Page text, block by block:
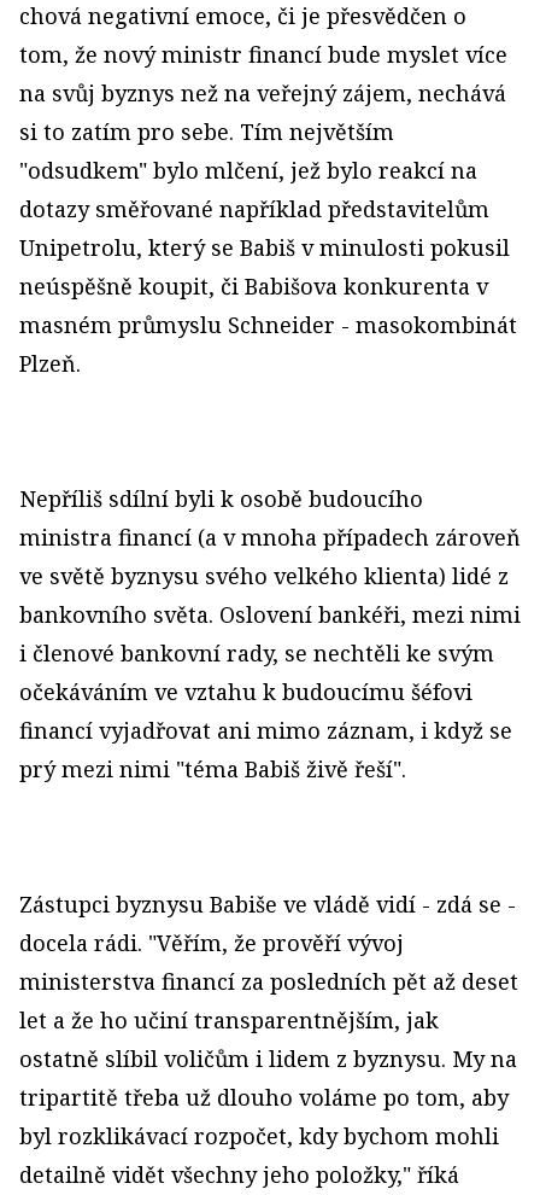
chová negativní emoce, či je přesvědčen o
tom, že nový ministr financí bude myslet více
na svůj byznys než na veřejný zájem, nechává
si to zatím pro sebe. Tím největším
"odsudkem" bylo mlčení, jež bylo reakcí na
dotazy směřované například představitelům
Unipetrolu, který se Babiš v minulosti pokusil
neúspěšně koupit, či Babišova konkurenta v
masném průmyslu Schneider - masokombinát
Plzeň.
Nepříliš sdílní byli k osobě budoucího
ministra financí (a v mnoha případech zároveň
ve světě byznysu svého velkého klienta) lidé z
bankovního světa. Oslovení bankéři, mezi nimi
i členové bankovní rady, se nechtěli ke svým
očekáváním ve vztahu k budoucímu šéfovi
financí vyjadřovat ani mimo záznam, i když se
prý mezi nimi "téma Babiš živě řeší".
Zástupci byznysu Babiše ve vládě vidí - zdá se -
docela rádi. "Věřím, že prověří vývoj
ministerstva financí za posledních pět až deset
let a že ho učiní transparentnějším, jak
ostatně slíbil voličům i lidem z byznysu. My na
tripartitě třeba už dlouho voláme po tom, aby
byl rozklikávací rozpočet, kdy bychom mohli
detailně vidět všechny jeho položky," říká